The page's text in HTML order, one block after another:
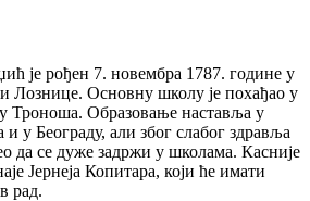
је рођен 7. новембра 1787. године у
Лознице. Основну школу је похађао у
Троноша. Образовање наставља у
у Београду, али због слабог здравља
да се дуже задржи у школама. Касније
Јернеја Копитара, који ће имати
рад.